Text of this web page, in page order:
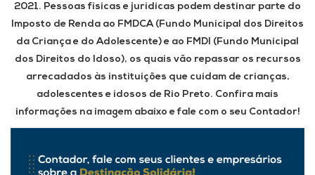
2021. Pessoas físicas e jurídicas podem destinar parte do
Imposto de Renda ao FMDCA (Fundo Municipal dos Direitos
da Criança e do Adolescente) e ao FMDI (Fundo Municipal
dos Direitos do Idoso), os quais vão repassar os recursos
arrecadados às instituições que cuidam de crianças,
adolescentes e idosos de Rio Preto. Confira mais
informações na imagem abaixo e fale com o seu Contador!